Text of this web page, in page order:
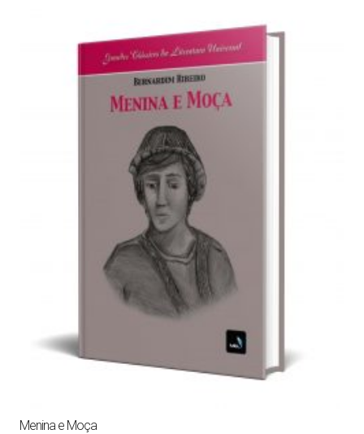
Menina e Moça